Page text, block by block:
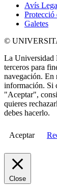
Avís
Protecció
Galetes
©
La Universidad
terceros para
navegación. En
información. Si
"Aceptar",
quieres
debes hacerlo.
Aceptar
Close